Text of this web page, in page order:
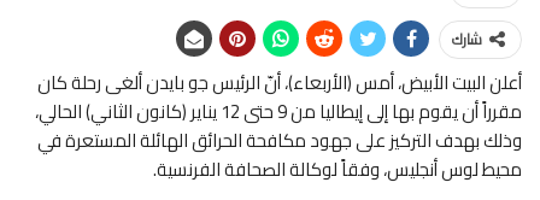
شارك
أعلن البيت الأبيض، أمس (الأربعاء)، أنّ الرئيس جو بايدن ألغى رحلة كان
مقرراً أن يقوم بها إلى إيطاليا من 9 حتى 12 يناير (كانون الثاني) الحالي،
وذلك بهدف التركيز على جهود مكافحة الحرائق الهائلة المستعرة في
محيط لوس أنجليس، وفقاً لوكالة الصحافة الفرنسية.